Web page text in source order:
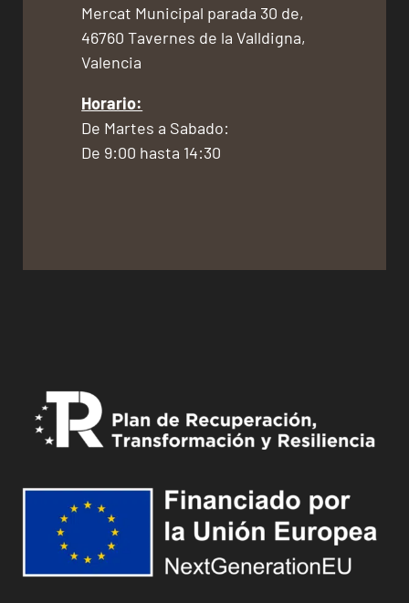
Mercat Municipal parada 30 de,
46760 Tavernes de la Valldigna,
Valencia
Horario:
De Martes a Sabado:
De 9:00 hasta 14:30